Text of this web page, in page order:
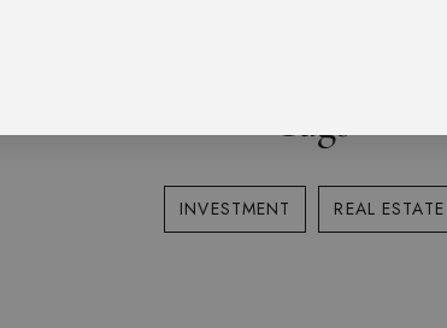
Tags
INVESTMENT REAL ESTATE